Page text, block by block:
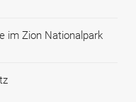
im Zion Nationalpark